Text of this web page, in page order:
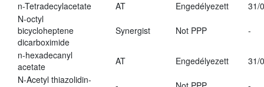
n-Tetradecylacetate
AT Engedélyezett
31/
N-octyl
bicycloheptene
dicarboximide
Synergist Not PPP -
n-hexadecanyl
acetate
AT Engedélyezett
31/
N-Acetyl thiazolidin-